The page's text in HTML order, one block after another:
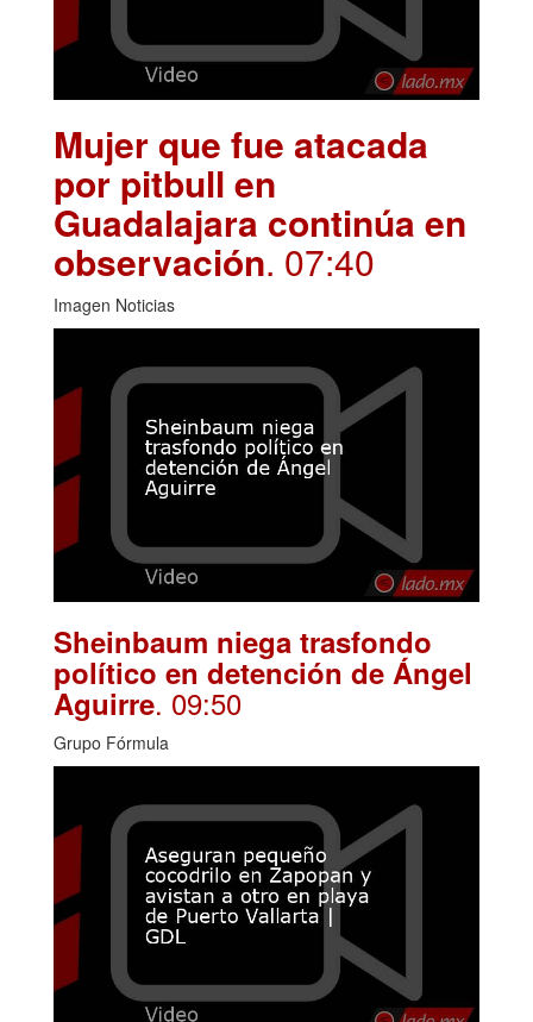
Mujer que fue atacada
por pitbull en
Guadalajara continúa en
observación. 07:40
Imagen Noticias
Sheinbaum niega trasfondo
político en detención de Ángel
Aguirre. 09:50
Grupo Fórmula